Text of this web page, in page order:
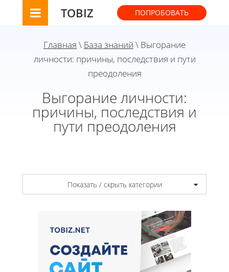
TOBIZ ПОПРОБОВАТЬ
Главная \ База знаний \ Выгорание
личности: причины, последствия и пути
преодоления
Выгорание личности:
причины, последствия и
пути преодоления
Показать / скрыть категории